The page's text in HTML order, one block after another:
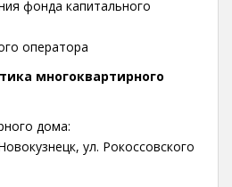
фонда капитального
оператора
многоквартирного
дома:
ул. Рокоссовского